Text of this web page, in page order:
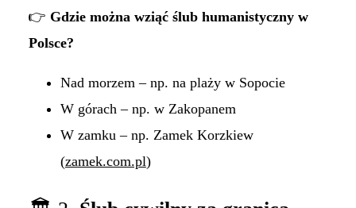
👉 Gdzie można wziąć ślub humanistyczny w
Polsce?
Nad morzem – np. na plaży w Sopocie
W górach – np. w Zakopanem
W zamku – np. Zamek Korzkiew
(zamek.com.pl)